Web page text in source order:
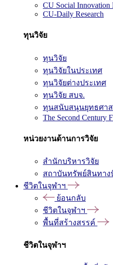
CU Social Innovation
CU-Daily Research
ทุนวิจัย
ทุนวิจัย
ทุนวิจัยในประเทศ
ทุนวิจัยต่างประเทศ
ทุนวิจัย สบจ.
ทุนสนับสนุนยุทธศาส
The Second Century
หน่วยงานด้านการวิจัย
สำนักบริหารวิจัย
สถาบันทรัพย์สินทา
ชีวิตในจุฬาฯ
ย้อนกลับ
ชีวิตในจุฬาฯ
พื้นที่สร้างสรรค์
ชีวิตในจุฬาฯ